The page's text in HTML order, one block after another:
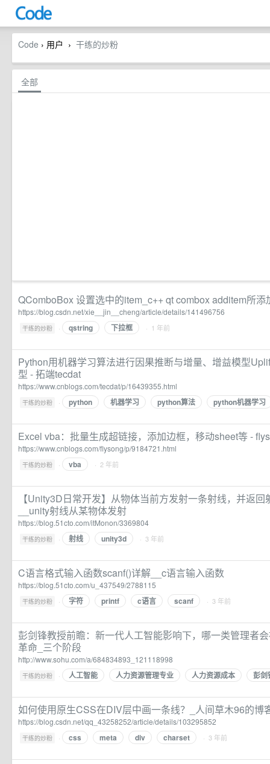
Code › 用户 › 干练的炒粉
全部
QComboBox 设置选中的item_c++ qt combox additem所
https://blog.csdn.net/xie__jin__cheng/article/details/141496756
干练的炒粉 · qstring 下拉框 · 1 年前
Python用机器学习算法进行因果推断与增量、增益模型
型 - 拓端tecdat
https://www.cnblogs.com/tecdat/p/16439355.html
干练的炒粉 · python 机器学习 python算法 python机器学习
Excel vba：批量生成超链接，添加边框，移动sheet等 -
https://www.cnblogs.com/flysong/p/9184721.html
干练的炒粉 · vba · 2 年前
【Unity3D日常开发】从物体当前方发射一条射线，并返
__unity射线从某物体发射
https://blog.51cto.com/itMonon/3369804
干练的炒粉 · 射线 unity3d · 3 年前
C语言格式输入函数scanf()详解__c语言输入函数
https://blog.51cto.com/u_437549/2788115
干练的炒粉 · 字符 printf c语言 scanf · 3 年前
彭剑锋教授前瞻：新一代人工智能影响下，哪一类管理者
革命_三个阶段
http://www.sohu.com/a/684834893_121118998
干练的炒粉 · 人工智能 人力资源管理专业 人力资源成本 彭剑
如何使用原生CSS在DIV层中画一条线？_人间草木96的博
https://blog.csdn.net/qq_43258252/article/details/103295852
干练的炒粉 · css meta div charset · 3 年前